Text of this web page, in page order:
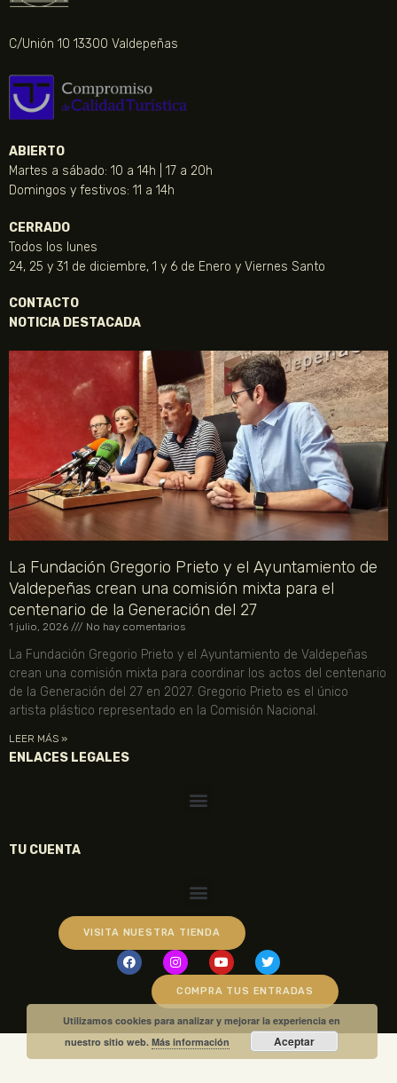
C/Unión 10 13300 Valdepeñas
ABIERTO
Martes a sábado: 10 a 14h | 17 a 20h
Domingos y festivos: 11 a 14h
CERRADO
Todos los lunes
24, 25 y 31 de diciembre, 1 y 6 de Enero y Viernes Santo
CONTACTO
NOTICIA DESTACADA
La Fundación Gregorio Prieto y el Ayuntamiento de
Valdepeñas crean una comisión mixta para el
centenario de la Generación del 27
1 julio, 2026 No hay comentarios
La Fundación Gregorio Prieto y el Ayuntamiento de Valdepeñas
crean una comisión mixta para coordinar los actos del centenario
de la Generación del 27 en 2027. Gregorio Prieto es el único
artista plástico representado en la Comisión Nacional.
LEER MÁS »
ENLACES LEGALES
TU CUENTA
VISITA NUESTRA TIENDA
COMPRA TUS ENTRADAS
Utilizamos cookies para analizar y mejorar la experiencia en
nuestro sitio web.Más información Aceptar